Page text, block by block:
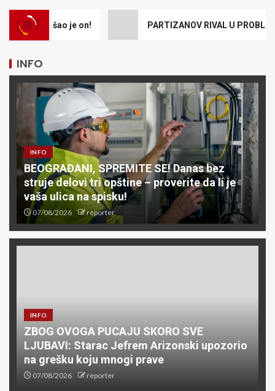
je on! PARTIZANOV RIVAL U PROBLEMU!
INFO
INFO
BEOGRAĐANI, SPREMITE SE! Danas bez
struje delovi tri opštine – proverite da li je
vaša ulica na spisku!
07/08/2026 reporter
INFO
ZBOG OVOGA PUCAJU SKORO SVE
LJUBAVI: Starac Jefrem Arizonski upozorio
na grešku koju mnogi prave
07/08/2026 reporter